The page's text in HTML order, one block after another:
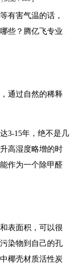
有害气温的话，
些？腾亿飞专业
通过自然的稀释
3-15年，绝不是几
高湿度略增的时
作为一个除甲醛
表面积，可以很
染物到自己的孔
椰壳材质活性炭